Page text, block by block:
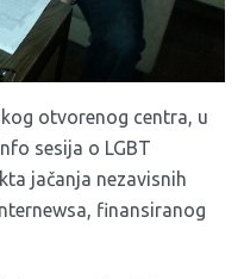
otvorenog centra, u
sesija o LGBT
jačanja nezavisnih
finansiranog